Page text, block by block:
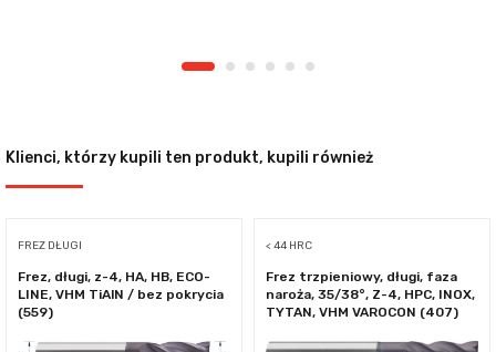
Klienci, którzy kupili ten produkt, kupili również
FREZ DŁUGI
Frez, długi, z-4, HA, HB, ECO-
LINE, VHM TiAlN / bez pokrycia
(559)
< 44 HRC
Frez trzpieniowy, długi, faza
naroża, 35/38°, Z-4, HPC, INOX,
TYTAN, VHM VAROCON (407)